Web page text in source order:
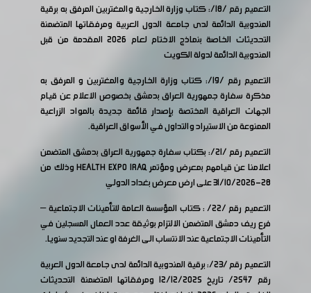
التعميم رقم /18/: كتاب وزارة الخارجية والمغتربين المرفق به برقية
المندوبية الدائمة لدى جامعة الدول العربية ومرفقاتها المتضمنة
التحديثات الخاصة بنماذج الاختام لعام 2026 المقدمة من قبل
المندوبية الدائمة لدولة الكويت
التعميم رقم /19/: كتاب وزارة الخارجية والمغتربين و المرفق به
مذكرة سفارة جمهورية العراق بدمشق بخصوص الاعلام عن قيام
الجهات العراقية المختصة بإصدار قائمة جديدة بالمواد الزراعية
الممنوعة من الاستيراد والتداول في الأسواق العراقية.
التعميم رقم /21/: بكتاب سفارة جمهورية العراق بدمشق المتضمن
اعلامنا عن قيامهم بمعرض ومؤتمر HEALTH EXPO IRAQ وذلك من
28-31/10/2026 على ارض معرض بغداد الدولي
التعميم رقم /22/ : كتاب المؤسسة العامة للتأمينات الاجتماعية –
فرع ريف دمشق المتضمن الالتزام بوثيقة عدد العمال المسجلين في
التأمينات الاجتماعية عند الانتساب الى الغرفة او عند التجديد سنويا.
التعميم رقم /23/: برقية المندوبية الدائمة لدى جامعة الدول العربية
رقم 2547/ تاريخ 12/12/2025 ومرفقاتها المتضمنة التحديثات